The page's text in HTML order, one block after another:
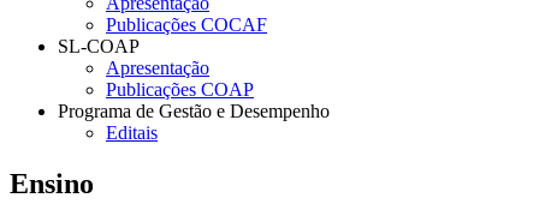
Publicações COCAF
SL-COAP
Apresentação
Publicações COAP
Programa de Gestão e Desempenho
Editais
Ensino